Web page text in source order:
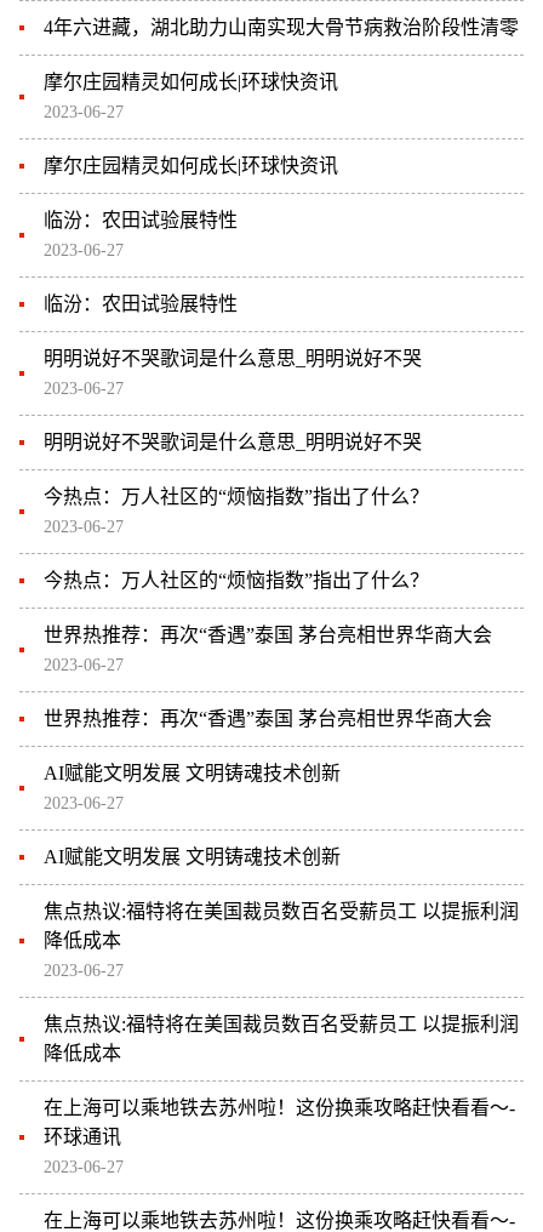
4年六进藏，湖北助力山南实现大骨节病救治阶段性清零
摩尔庄园精灵如何成长|环球快资讯
2023-06-27
摩尔庄园精灵如何成长|环球快资讯
临汾：农田试验展特性
2023-06-27
临汾：农田试验展特性
明明说好不哭歌词是什么意思_明明说好不哭
2023-06-27
明明说好不哭歌词是什么意思_明明说好不哭
今热点：万人社区的“烦恼指数”指出了什么？
2023-06-27
今热点：万人社区的“烦恼指数”指出了什么？
世界热推荐：再次“香遇”泰国 茅台亮相世界华商大会
2023-06-27
世界热推荐：再次“香遇”泰国 茅台亮相世界华商大会
AI赋能文明发展 文明铸魂技术创新
2023-06-27
AI赋能文明发展 文明铸魂技术创新
焦点热议:福特将在美国裁员数百名受薪员工 以提振利润
降低成本
2023-06-27
焦点热议:福特将在美国裁员数百名受薪员工 以提振利润
降低成本
在上海可以乘地铁去苏州啦！这份换乘攻略赶快看看～-
环球通讯
2023-06-27
在上海可以乘地铁去苏州啦！这份换乘攻略赶快看看～-